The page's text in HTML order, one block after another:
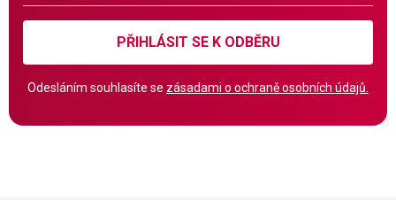
PŘIHLÁSIT SE K ODBĚRU
Odesláním souhlasíte se zásadami o ochraně osobních údajů.